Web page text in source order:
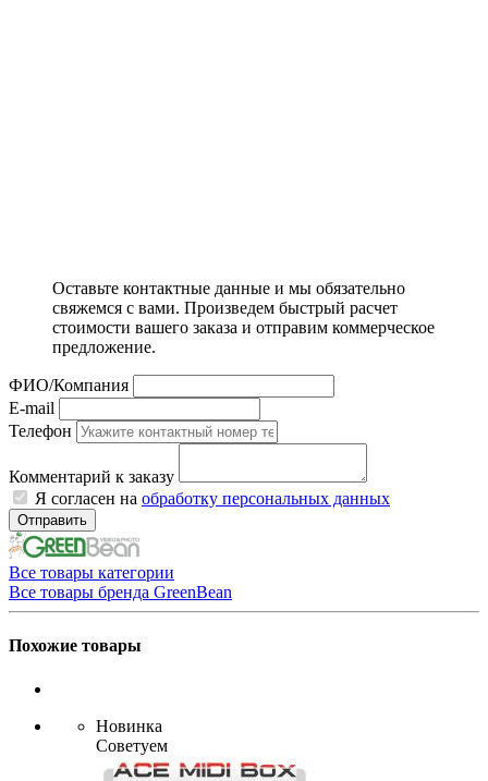
Оставьте контактные данные и мы обязательно
свяжемся с вами. Произведем быстрый расчет
стоимости вашего заказа и отправим коммерческое
предложение.
ФИО/Компания
E-mail
Телефон
Комментарий к заказу
Я согласен на обработку персональных данных
Отправить
Все товары категории
Все товары бренда GreenBean
Похожие товары
Новинка
Советуем